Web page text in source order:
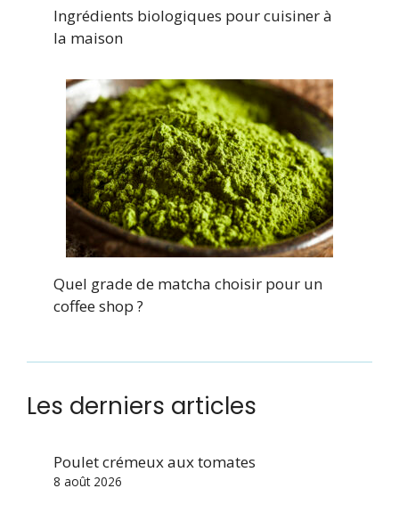
Ingrédients biologiques pour cuisiner à
la maison
Quel grade de matcha choisir pour un
coffee shop ?
Les derniers articles
Poulet crémeux aux tomates
8 août 2026